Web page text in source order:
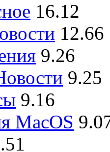
16.12
12.66
9.26
9.25
9.16
MacOS